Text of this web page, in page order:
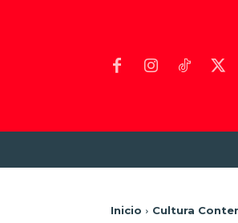
Inicio Cultura